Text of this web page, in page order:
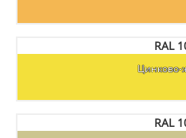
RAL
Цинково-
RAL